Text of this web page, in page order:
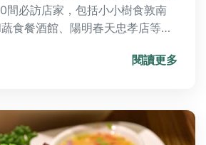
間必訪店家，包括小小樹食敦南
食餐酒館、陽明春天忠孝店等，
完美午茶時光，享受健康又美味的
閱讀更多